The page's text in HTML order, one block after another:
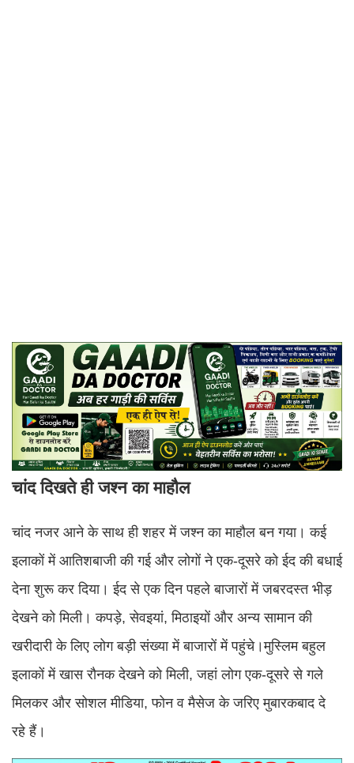
चांद दिखते ही जश्न का माहौल
चांद नजर आने के साथ ही शहर में जश्न का माहौल बन गया। कई
इलाकों में आतिशबाजी की गई और लोगों ने एक-दूसरे को ईद की बधाई
देना शुरू कर दिया।ईद से एक दिन पहले बाजारों में जबरदस्त भीड़
देखने को मिली। कपड़े, सेवइयां, मिठाइयों और अन्य सामान की
खरीदारी के लिए लोग बड़ी संख्या में बाजारों में पहुंचे।मुस्लिम बहुल
इलाकों में खास रौनक देखने को मिली, जहां लोग एक-दूसरे से गले
मिलकर और सोशल मीडिया, फोन व मैसेज के जरिए मुबारकबाद दे
रहे हैं।